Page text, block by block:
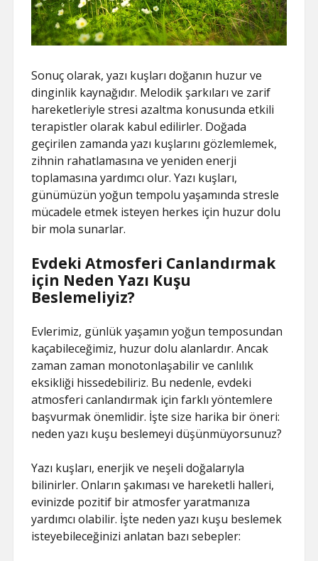
Sonuç olarak, yazı kuşları doğanın huzur ve
dinginlik kaynağıdır. Melodik şarkıları ve zarif
hareketleriyle stresi azaltma konusunda etkili
terapistler olarak kabul edilirler. Doğada
geçirilen zamanda yazı kuşlarını gözlemlemek,
zihnin rahatlamasına ve yeniden enerji
toplamasına yardımcı olur. Yazı kuşları,
günümüzün yoğun tempolu yaşamında stresle
mücadele etmek isteyen herkes için huzur dolu
bir mola sunarlar.
Evdeki Atmosferi Canlandırmak
için Neden Yazı Kuşu
Beslemeliyiz?
Evlerimiz, günlük yaşamın yoğun temposundan
kaçabileceğimiz, huzur dolu alanlardır. Ancak
zaman zaman monotonlaşabilir ve canlılık
eksikliği hissedebiliriz. Bu nedenle, evdeki
atmosferi canlandırmak için farklı yöntemlere
başvurmak önemlidir. İşte size harika bir öneri:
neden yazı kuşu beslemeyi düşünmüyorsunuz?
Yazı kuşları, enerjik ve neşeli doğalarıyla
bilinirler. Onların şakıması ve hareketli halleri,
evinizde pozitif bir atmosfer yaratmanıza
yardımcı olabilir. İşte neden yazı kuşu beslemek
isteyebileceğinizi anlatan bazı sebepler: